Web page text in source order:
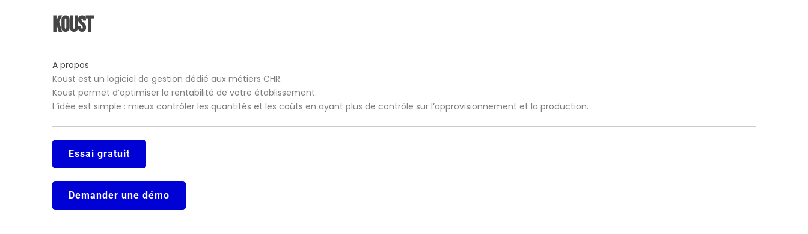
Koust
A propos
Koust est un logiciel de gestion dédié aux métiers CHR.
Koust permet d’optimiser la rentabilité de votre établissement.
L’idée est simple : mieux contrôler les quantités et les coûts en ayant plus de contrôle sur l’approvisionnement et la production.
Essai gratuit
Demander une démo